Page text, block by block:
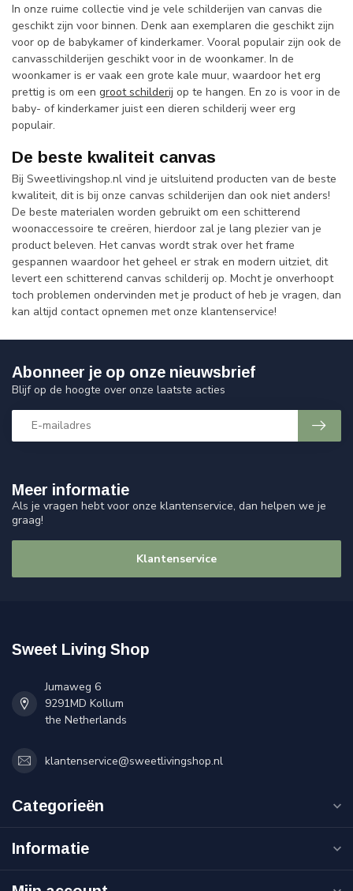
In onze ruime collectie vind je vele schilderijen van canvas die
geschikt zijn voor binnen. Denk aan exemplaren die geschikt zijn
voor op de babykamer of kinderkamer. Vooral populair zijn ook de
canvasschilderijen geschikt voor in de woonkamer. In de
woonkamer is er vaak een grote kale muur, waardoor het erg
prettig is om een groot schilderij op te hangen. En zo is voor in de
baby- of kinderkamer juist een dieren schilderij weer erg
populair.
De beste kwaliteit canvas
Bij Sweetlivingshop.nl vind je uitsluitend producten van de beste
kwaliteit, dit is bij onze canvas schilderijen dan ook niet anders!
De beste materialen worden gebruikt om een schitterend
woonaccessoire te creëren, hierdoor zal je lang plezier van je
product beleven. Het canvas wordt strak over het frame
gespannen waardoor het geheel er strak en modern uitziet, dit
levert een schitterend canvas schilderij op. Mocht je onverhoopt
toch problemen ondervinden met je product of heb je vragen, dan
kan altijd contact opnemen met onze klantenservice!
Meer informatie
Als je vragen hebt voor onze klantenservice, dan helpen we je
graag!
Klantenservice
Abonneer je op onze nieuwsbrief
Blijf op de hoogte over onze laatste acties
Sweet Living Shop
Jumaweg 6
9291MD Kollum
the Netherlands
klantenservice@sweetlivingshop.nl
Categorieën
Informatie